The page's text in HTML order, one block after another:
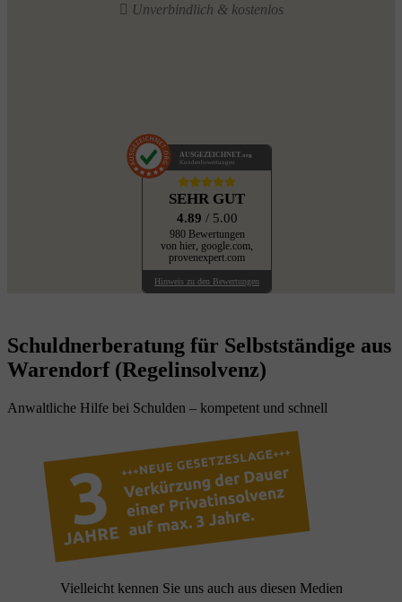
Unverbindlich & kostenlos
AUSGEZEICHNET .org
Kundenbewertungen
SEHR GUT
4.89 / 5.00
980 Bewertungen
von hier, google.com,
provenexpert.com
Hinweis zu den Bewertungen
Schuldnerberatung für Selbstständige aus
Warendorf (Regelinsolvenz)
Anwaltliche Hilfe bei Schulden – kompetent und schnell
Vielleicht kennen Sie uns auch aus diesen Medien